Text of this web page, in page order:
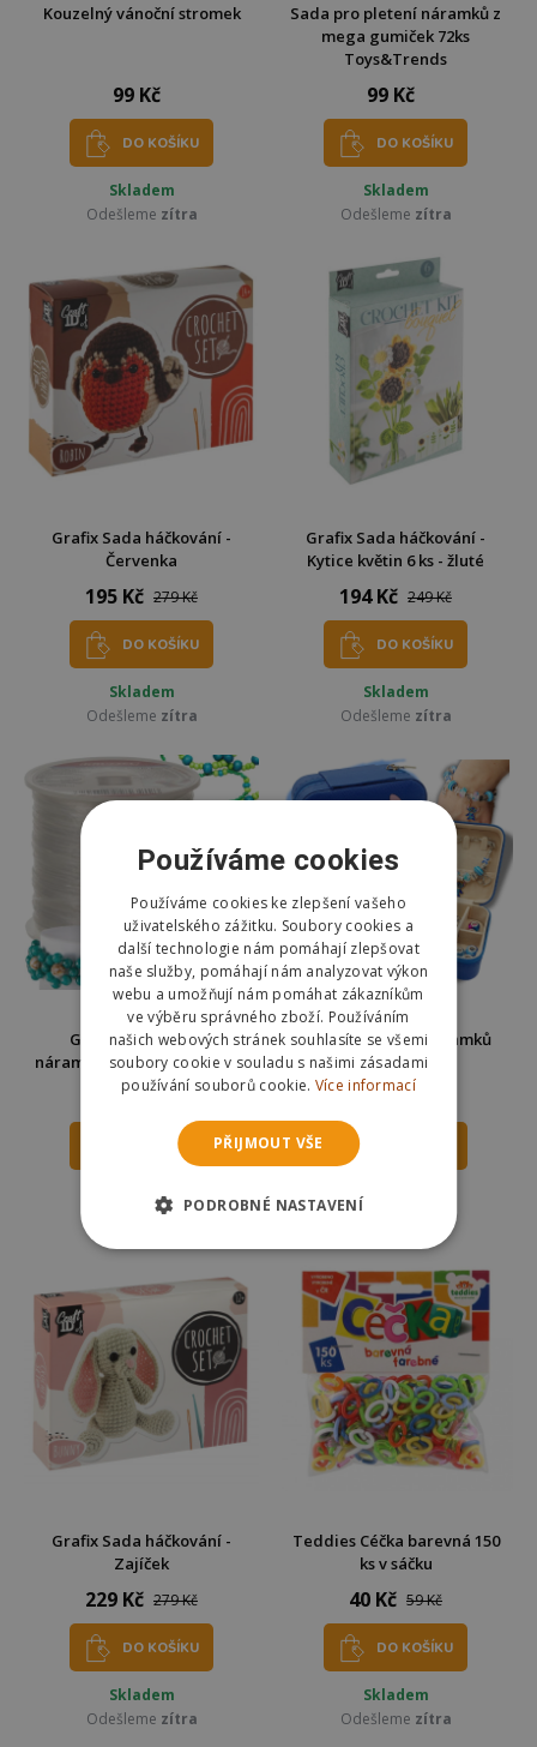
Kouzelný vánoční stromek
99 Kč
DO KOŠÍKU
Skladem
Odešleme zítra
Sada pro pletení náramků z
mega gumiček 72ks
Toys&Trends
99 Kč
DO KOŠÍKU
Skladem
Odešleme zítra
Grafix Sada háčkování -
Červenka
195 Kč 279 Kč
DO KOŠÍKU
Skladem
Odešleme zítra
Grafix Sada háčkování -
Kytice květin 6 ks - žluté
194 Kč 249 Kč
DO KOŠÍKU
Skladem
Odešleme zítra
Gumička na výrobu
náramků 40 m Kruzzel 24753
49 Kč
DO KOŠÍKU
Skladem
Odešlemezítra
Sada na výrobu náramků
korálky Stitch
495 Kč
Skladem
Odešleme
Grafix Sada háčkování -
Zajíček
229 Kč 279 Kč
DO KOŠÍKU
Skladem
Odešleme zítra
Teddies Céčka barevná 150
ks v sáčku
40 Kč 59 Kč
DO KOŠÍKU
Skladem
Odešleme zítra
Používáme cookies
Používáme cookies ke zlepšení vašeho
uživatelského zážitku. Soubory cookies a
další technologie nám pomáhají zlepšovat
naše služby, pomáhají nám analyzovat výkon
webu a umožňují nám pomáhat zákazníkům
ve výběru správného zboží. Používáním
našich webových stránek souhlasíte se všemi
soubory cookie v souladu s našimi zásadami
používání souborů cookie. Více informací
PŘIJMOUT VŠE
PODROBNÉ NASTAVENÍ